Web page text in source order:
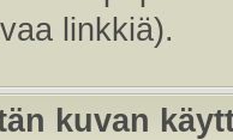
linkkiä).
kuvan